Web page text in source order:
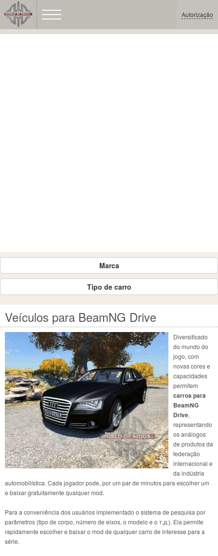
Autorização
Marca
Tipo de carro
Veículos para BeamNG Drive
Diversificado
do mundo do
jogo, com
novas cores e
capacidades
permitem
carros para
BeamNG
Drive,
representando
os análogos
de produtos da
federação
internacional e
da indústria
automobilística. Cada jogador pode, por um par de minutos para escolher um
e baixar gratuitamente qualquer mod.
Para a conveniência dos usuários implementado o sistema de pesquisa por
parâmetros (tipo de corpo, número de eixos, o modelo e o т.д.). Ela permite
rapidamente escolher e baixar o mod de qualquer carro de interesse para a
série.